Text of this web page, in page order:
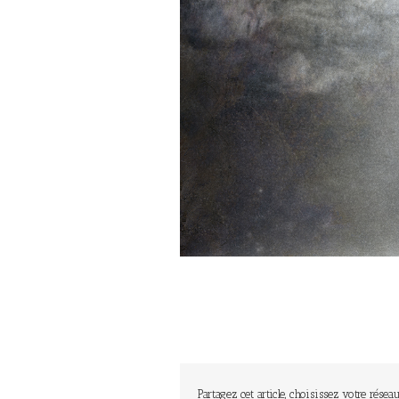
Partagez cet article, choisissez votre